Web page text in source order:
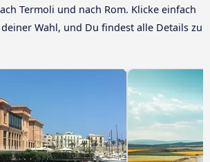
Termoli und nach Rom. Klicke einfach
Wahl, und Du findest alle Details zu